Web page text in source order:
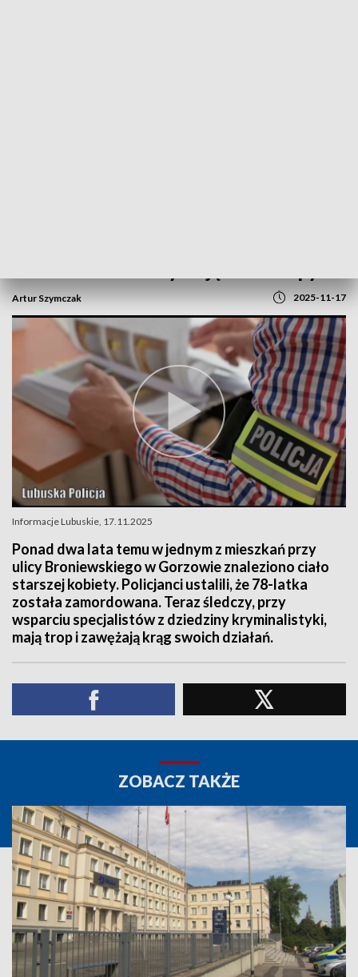
Artur Szymczak 2025-11-17
Informacje Lubuskie, 17.11.2025
Ponad dwa lata temu w jednym z mieszkań przy
ulicy Broniewskiego w Gorzowie znaleziono ciało
starszej kobiety. Policjanci ustalili, że 78-latka
została zamordowana. Teraz śledczy, przy
wsparciu specjalistów z dziedziny kryminalistyki,
mają trop i zawężają krąg swoich działań.
ZOBACZ TAKŻE